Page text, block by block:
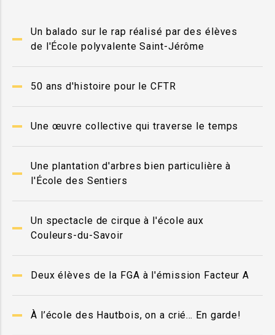
Un balado sur le rap réalisé par des élèves
de l'École polyvalente Saint-Jérôme
50 ans d'histoire pour le CFTR
Une œuvre collective qui traverse le temps
Une plantation d'arbres bien particulière à
l'École des Sentiers
Un spectacle de cirque à l'école aux
Couleurs-du-Savoir
Deux élèves de la FGA à l'émission Facteur A
À l’école des Hautbois, on a crié… En garde!